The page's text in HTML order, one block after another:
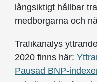
långsiktigt hållbar
medborgarna och
Trafikanalys
2020 finns här:
Pausad BNP-